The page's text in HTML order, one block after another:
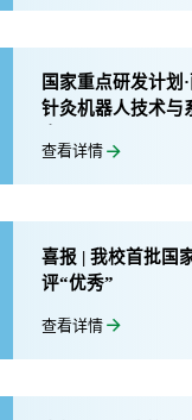
国家重点研发计划
针灸机器人技术与
查看详情
喜报 | 我校首批国
评“优秀”
查看详情